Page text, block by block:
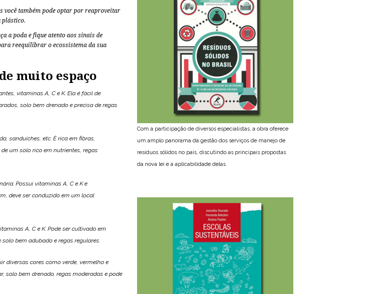
você também pode optar por reaproveitar
plástico.
a poda e fique atento aos sinais de
reequilibrar o ecossistema da sua
muito espaço
vitaminas A, C e K. Ela é fácil de
solo bem drenado e precisa de regas
sanduíches, etc. É rica em fibras,
um solo rico em nutrientes, regas
Possui vitaminas A, C e K e
deve ser conduzido em um local
A, C e K. Pode ser cultivado em
bem adubado e regas regulares.
diversas cores como verde, vermelho e
solo bem drenado, regas moderadas e pode
Com a participação de diversos especialistas, a obra oferece
um amplo panorama da gestão dos serviços de manejo de
resíduos sólidos no país, discutindo as principais propostas
da nova lei e a aplicabilidade delas.